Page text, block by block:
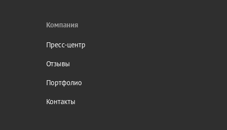
Компания
Пресс-центр
Отзывы
Портфолио
Контакты